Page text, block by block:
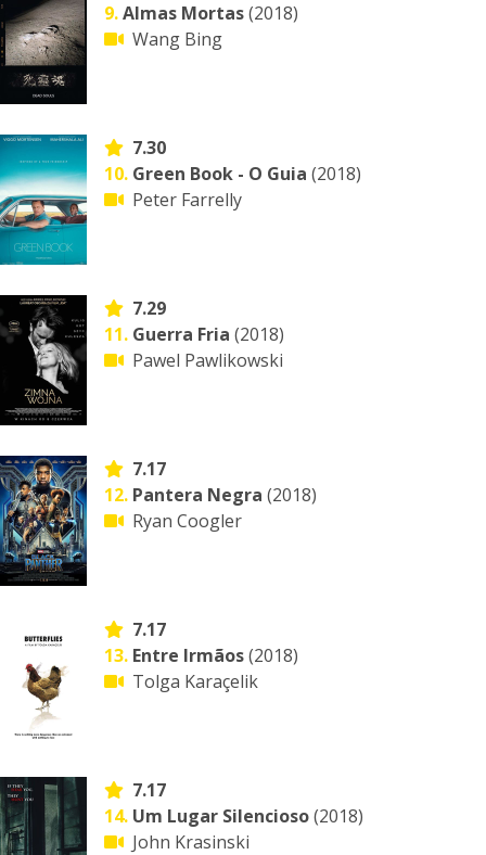
9.Almas Mortas(2018)
Wang Bing
7.30
10. Green Book - O Guia (2018)
Peter Farrelly
7.29
11. Guerra Fria (2018)
Pawel Pawlikowski
7.17
12. Pantera Negra (2018)
Ryan Coogler
7.17
13. Entre Irmãos(2018)
Tolga Karaçelik
7.17
14. Um Lugar Silencioso(2018)
John Krasinski